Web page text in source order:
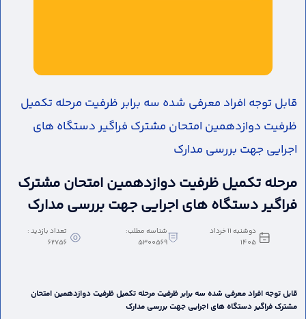
قابل توجه افراد معرفی شده سه برابر ظرفیت مرحله تکمیل
ظرفیت دوازدهمین امتحان مشترک فراگیر دستگاه های
اجرایی جهت بررسی مدارک
مرحله تکمیل ظرفیت دوازدهمین امتحان مشترک
فراگیر دستگاه های اجرایی جهت بررسی مدارک
دوشنبه 11 خرداد
1405
شناسه مطلب:
5300569
تعداد بازدید :
62756
قابل توجه افراد معرفی شده سه برابر ظرفیت مرحله تکمیل ظرفیت دوازدهمین امتحان
مشترک فراگیر دستگاه های اجرایی جهت بررسی مدارک